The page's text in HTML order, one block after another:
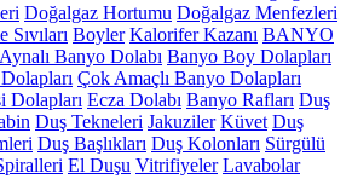
Doğalgaz Hortumu Doğalgaz Menfezleri
Sıvıları Boyler Kalorifer Kazanı BANYO
Aynalı Banyo Dolabı Banyo Boy Dolapları
Çok Amaçlı Banyo Dolapları
Dolapları Ecza Dolabı Banyo Rafları Duş
Duş Tekneleri Jakuziler Küvet Duş
Duş Başlıkları Duş Kolonları Sürgülü
El Duşu Vitrifiyeler Lavabolar